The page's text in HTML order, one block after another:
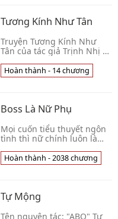
Tương Kính Như Tân
Truyện Tương Kính Như
Tân của tác giả Trịnh Nhị kể
hôn với Hứa Ái Nùng,
nhưng không bỏ được tính
Hoàn thành - 14 chương
Boss Là Nữ Phụ
Mọi cuốn tiểu thuyết ngôn
tình thì nữ chính luôn là
tỉ mỉ, còn nữ phụ là người
không được yêu thương, là
Hoàn thành - 2038 chương
Tự Mộng
Tên nguyên tác: "ABO" Tự